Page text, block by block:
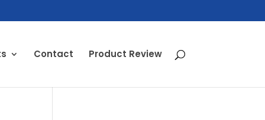
Contact Product Review